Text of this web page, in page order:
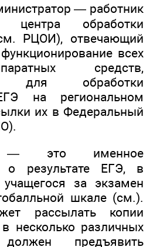
— работник
центра обработки
РЦОИ), отвечающий
всех
средств,
для обработки
на региональном
их в Федеральный
— это именное
о результате ЕГЭ, в
за экзамен
шкале (см.).
рассылать копии
в несколько различных
предъявить